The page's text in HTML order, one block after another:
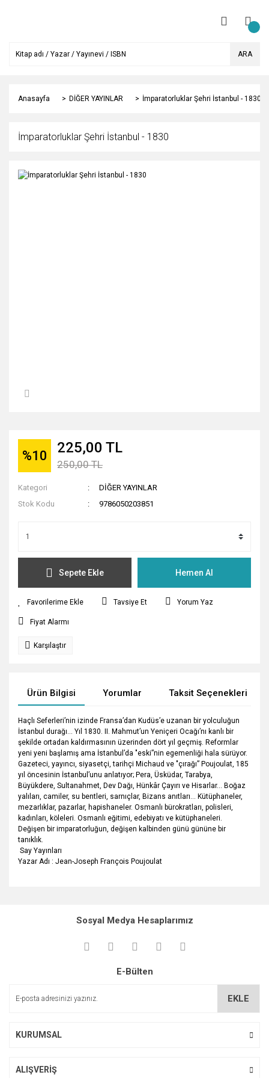
ARA
Anasayfa DİĞER YAYINLAR İmparatorluklar Şehri İstanbul - 1830
İmparatorluklar Şehri İstanbul - 1830
%10 225,00 TL
250,00 TL
Kategori
DİĞER YAYINLAR
Stok Kodu
9786050203851
Sepete Ekle Hemen Al
Tavsiye Et Yorum Yaz
Fiyat Alarmı
Karşılaştır
Ürün Bilgisi Yorumlar Taksit Seçenekleri
Haçlı Seferleri’nin izinde Fransa’dan Kudüs’e uzanan bir yolculuğun
İstanbul durağı... Yıl 1830. II. Mahmut’un Yeniçeri Ocağı’nı kanlı bir
şekilde ortadan kaldırmasının üzerinden dört yıl geçmiş. Reformlar
yeni yeni başlamış ama İstanbul’da "eski”nin egemenliği hala sürüyor.
Gazeteci, yayıncı, siyasetçi, tarihçi Michaud ve "çırağı” Poujoulat, 185
yıl öncesinin İstanbul’unu anlatıyor; Pera, Üsküdar, Tarabya,
Büyükdere, Sultanahmet, Dev Dağı, Hünkâr Çayırı ve Hisarlar... Boğaz
yalıları, camiler, su bentleri, sarnıçlar, Bizans anıtları... Kütüphaneler,
mezarlıklar, pazarlar, hapishaneler. Osmanlı bürokratları, polisleri,
kadınları, köleleri. Osmanlı eğitimi, edebiyatı ve kütüphaneleri.
Değişen bir imparatorluğun, değişen kalbinden günü gününe bir
tanıklık.
Say Yayınları
Yazar Adı : Jean-Joseph François Poujoulat
kullanarak tarafımıza iletebilirsiniz.
Görüş ve önerileriniz için teşekkür ederiz.
Ürün açıklamasında eksik bilgiler bulunuyor.
Sosyal Medya Hesaplarımız
E-Bülten
EKLE
KURUMSAL
ALIŞVERİŞ